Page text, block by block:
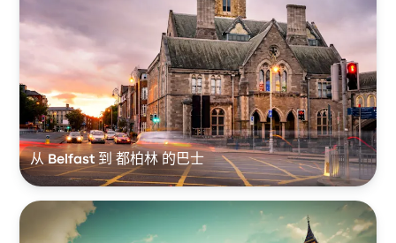
从 Belfast 到 都柏林 的巴士